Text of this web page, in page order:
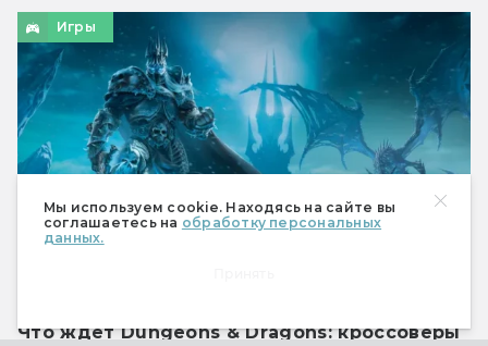
Мы используем cookie. Находясь на сайте вы
соглашаетесь на обработку персональных
данных.
Игры
Что ждёт Dungeons & Dragons: кроссоверы